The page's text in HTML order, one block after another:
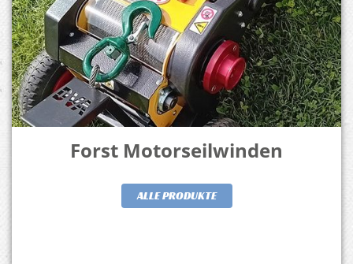
Forst Motorseilwinden
ALLE PRODUKTE